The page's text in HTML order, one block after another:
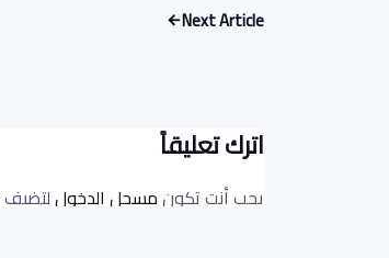
Next Article
اترك تعليقاً
يجب أنت تكونمسجل الدخوللتضيف